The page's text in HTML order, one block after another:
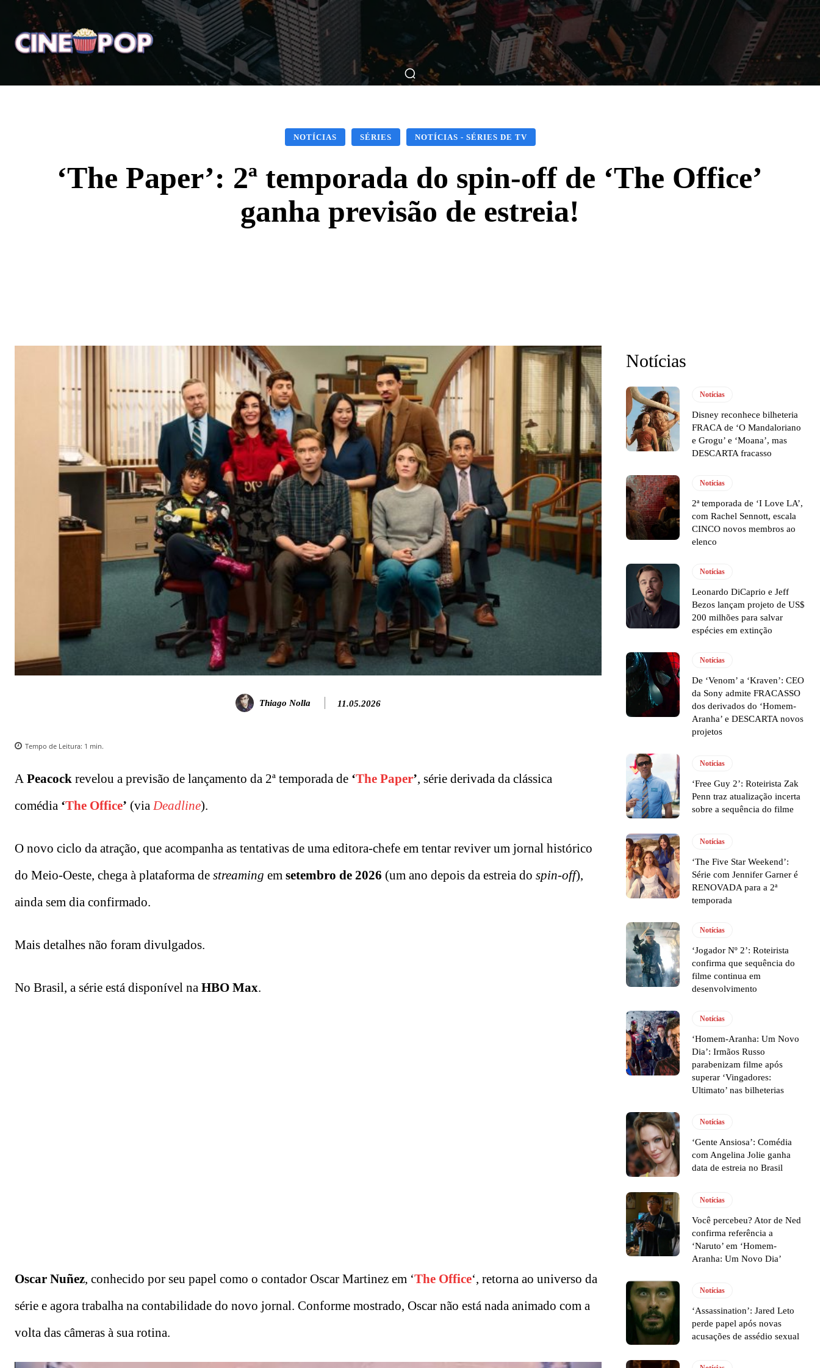
Home Notícias Críticas Breve Nos Cinemas Matérias Nos Cinemas Filmes Séries Música Gênero
NOTÍCIAS SÉRIES NOTÍCIAS - SÉRIES DE TV
‘The Paper’: 2ª temporada do spin-off de ‘The Office’
ganha previsão de estreia!
Thiago Nolla 11.05.2026
Tempo de Leitura: 1 min.
A Peacock revelou a previsão de lançamento da 2ª temporada de ‘The Paper’, série derivada da clássica
comédia ‘The Office’ (via Deadline).
O novo ciclo da atração, que acompanha as tentativas de uma editora-chefe em tentar reviver um jornal histórico
do Meio-Oeste, chega à plataforma de streaming em setembro de 2026 (um ano depois da estreia do spin-off),
ainda sem dia confirmado.
Mais detalhes não foram divulgados.
No Brasil, a série está disponível na HBO Max.
Oscar Nuñez, conhecido por seu papel como o contador Oscar Martinez em ‘The Office‘, retorna ao universo da
série e agora trabalha na contabilidade do novo jornal. Conforme mostrado, Oscar não está nada animado com a
volta das câmeras à sua rotina.
Notícias
Notícias
Disney reconhece bilheteria
FRACA de ‘O Mandaloriano
e Grogu’ e ‘Moana’, mas
DESCARTA fracasso
Notícias
2ª temporada de ‘I Love LA’,
com Rachel Sennott, escala
CINCO novos membros ao
elenco
Notícias
Leonardo DiCaprio e Jeff
Bezos lançam projeto de US$
200 milhões para salvar
espécies em extinção
Notícias
De ‘Venom’ a ‘Kraven’: CEO
da Sony admite FRACASSO
dos derivados do ‘Homem-
Aranha’ e DESCARTA novos
projetos
Notícias
‘Free Guy 2’: Roteirista Zak
Penn traz atualização incerta
sobre a sequência do filme
Notícias
‘The Five Star Weekend’:
Série com Jennifer Garner é
RENOVADA para a 2ª
temporada
Notícias
‘Jogador Nº 2’: Roteirista
confirma que sequência do
filme continua em
desenvolvimento
Notícias
‘Homem-Aranha: Um Novo
Dia’: Irmãos Russo
parabenizam filme após
superar ‘Vingadores:
Ultimato’ nas bilheterias
Notícias
‘Gente Ansiosa’: Comédia
com Angelina Jolie ganha
data de estreia no Brasil
Notícias
Você percebeu? Ator de Ned
confirma referência a
‘Naruto’ em ‘Homem-
Aranha: Um Novo Dia’
Notícias
‘Assassination’: Jared Leto
perde papel após novas
acusações de assédio sexual